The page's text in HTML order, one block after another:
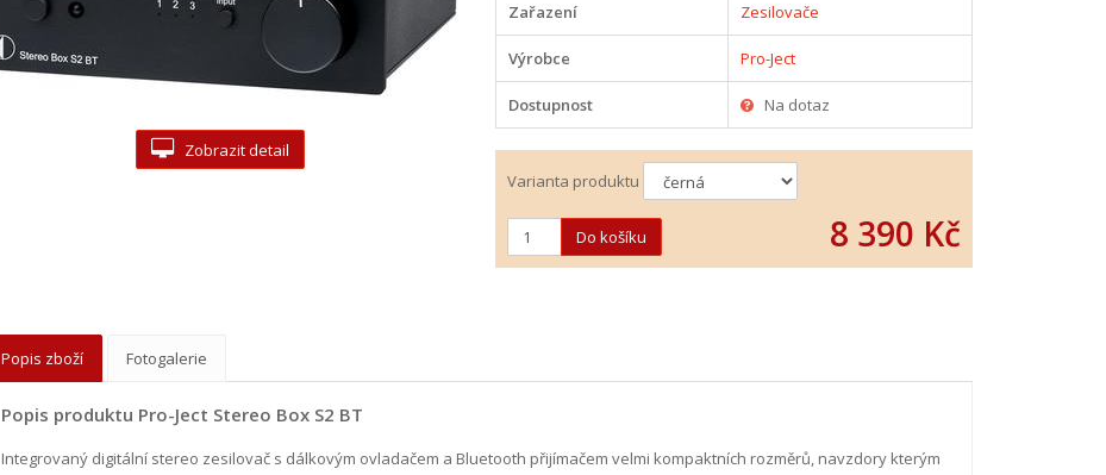
Zobrazit detail
Zařazení Zesilovače
Výrobce Pro-Ject
Dostupnost Na dotaz
Varianta produktu
8 390 Kč
Popis zboží Fotogalerie
Popis produktu Pro-Ject Stereo Box S2 BT
Integrovaný digitální stereo zesilovač s dálkovým ovladačem a Bluetooth přijímačem velmi kompaktních rozměrů, navzdory kterým